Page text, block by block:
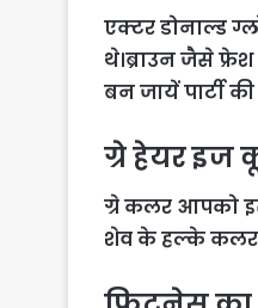
एक्टर डोनाल्ड
थे।ब्राउन जैसे
बन जायें पार्टी
ग्रे हेयर इज
ग्रे कलर आपको
शेव के हल्के कलर